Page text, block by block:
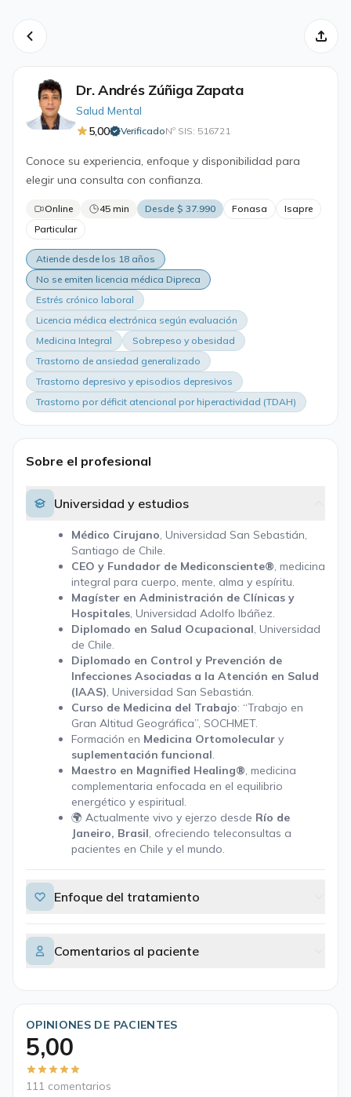
Dr. Andrés Zúñiga Zapata
Salud Mental
5,00
VerificadoNº SIS: 516721·
Conoce su experiencia, enfoque y disponibilidad para
elegir una consulta con confianza.
Online 45 min Desde $ 37.990 Fonasa
Isapre
Particular
Atiende desde los 18 años
No se emiten licencia médica Dipreca
Estrés crónico laboral
Licencia médica electrónica según evaluación
Medicina Integral
Sobrepeso y obesidad
Trastorno de ansiedad generalizado
Trastorno depresivo y episodios depresivos
Trastorno por déficit atencional por hiperactividad (TDAH)
Sobre el profesional
Universidad y estudios
Médico Cirujano, Universidad San Sebastián,
Santiago de Chile.
CEO y Fundador de Mediconsciente®, medicina
integral para cuerpo, mente, alma y espíritu.
Magíster en Administración de Clínicas y
Hospitales, Universidad Adolfo Ibáñez.
Diplomado en Salud Ocupacional, Universidad
de Chile.
Diplomado en Control y Prevención de
Infecciones Asociadas a la Atención en Salud
(IAAS), Universidad San Sebastián.
Curso de Medicina del Trabajo: “Trabajo en
Gran Altitud Geográfica”, SOCHMET.
Formación en Medicina Ortomolecular y
suplementación funcional.
Maestro en Magnified Healing®, medicina
complementaria enfocada en el equilibrio
energético y espiritual.
🌍 Actualmente vivo y ejerzo desde Río de
Janeiro, Brasil, ofreciendo teleconsultas a
pacientes en Chile y el mundo.
Enfoque del tratamiento
Comentarios al paciente
OPINIONES DE PACIENTES
5,00
111 comentarios